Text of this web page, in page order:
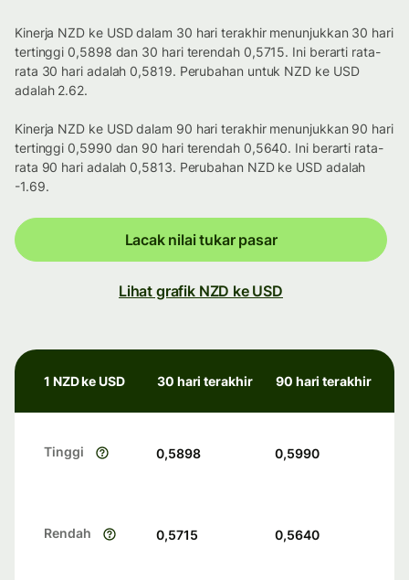
Kinerja NZD ke USD dalam 30 hari terakhir menunjukkan 30 hari
tertinggi 0,5898 dan 30 hari terendah 0,5715. Ini berarti rata-
rata 30 hari adalah 0,5819. Perubahan untuk NZD ke USD
adalah 2.62.
Kinerja NZD ke USD dalam 90 hari terakhir menunjukkan 90 hari
tertinggi 0,5990 dan 90 hari terendah 0,5640. Ini berarti rata-
rata 90 hari adalah 0,5813. Perubahan NZD ke USD adalah
-1.69.
Lacak nilai tukar pasar
Lihat grafik NZD ke USD
1 NZD ke USD 30 hari terakhir 90 hari terakhir
Tinggi 0,5898 0,5990
Rendah 0,5715 0,5640